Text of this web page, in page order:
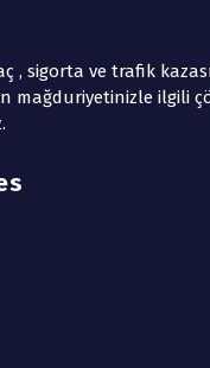
, sigorta ve trafik
mağduriyetinizle ilgili